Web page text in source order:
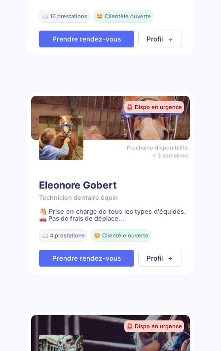
📖 16 prestations 🤩 Clientèle ouverte
Prendre rendez-vous Profil
🚨 Dispo en urgence
Prochaine disponibilité
< 3 semaines
Eleonore Gobert
Technicien dentaire équin
🐴 Prise en charge de tous les types d'équidés.
🚗 Pas de frais de déplace...
📖 4 prestations 🤩 Clientèle ouverte
Prendre rendez-vous Profil
🚨 Dispo en urgence